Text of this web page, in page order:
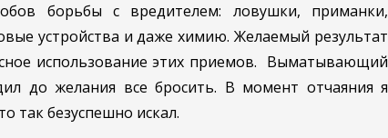
борьбы с вредителем: ловушки, приманки,
устройства и даже химию. Желаемый результат
использование этих приемов. Выматывающий
до желания все бросить. В момент отчаяния я
так безуспешно искал.